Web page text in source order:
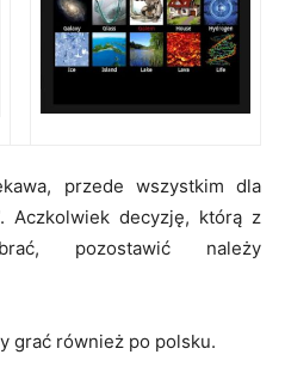
przede wszystkim dla
Aczkolwiek decyzję, którą z
pozostawić należy
grać również po polsku.